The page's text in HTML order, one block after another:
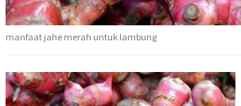
manfaat jahe merah untuk lambung